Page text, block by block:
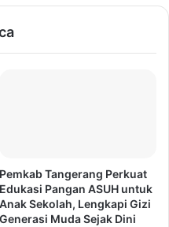
Pemkab Tangerang Perkuat
Edukasi Pangan ASUH untuk
Anak Sekolah, Lengkapi Gizi
Generasi Muda Sejak Dini